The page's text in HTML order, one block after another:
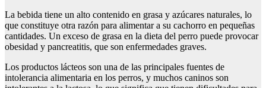
La bebida tiene un alto contenido en grasa y azúcares naturales, lo
que constituye otra razón para alimentar a su cachorro en pequeñas
cantidades. Un exceso de grasa en la dieta del perro puede provocar
obesidad y pancreatitis, que son enfermedades graves.
Los productos lácteos son una de las principales fuentes de
intolerancia alimentaria en los perros, y muchos caninos son